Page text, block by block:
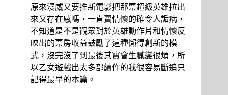
原來漫威又要推新電影把那票超級英雄拉出
來又存在感嗎，一直賣情懷的確令人詬病，
不知道是不是觀眾對於英雄動作片和情懷反
映出的票房收益鼓勵了這種懶得創新的模
式，沒完沒了到最後其實會生膩變很煩，所
以乙女遊戲出太多部續作的我很容易斷追只
記得最早的本篇。